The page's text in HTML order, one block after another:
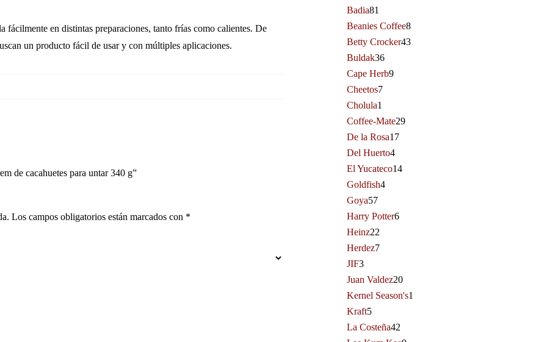
fácilmente en distintas preparaciones, tanto frías como calientes. De
un producto fácil de usar y con múltiples aplicaciones.
de cacahuetes para untar 340 g”
Los campos obligatorios están marcados con *
Badia81
Beanies Coffee8
Betty Crocker43
Buldak36
Cape Herb9
Cheetos7
Cholula1
Coffee-Mate29
De la Rosa17
Del Huerto4
El Yucateco14
Goldfish4
Goya57
Harry Potter6
Heinz22
Herdez7
JIF3
Juan Valdez20
Kernel Season's1
Kraft5
La Costeña42